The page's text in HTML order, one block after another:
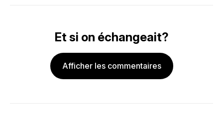
Et si on échangeait?
Afficher les commentaires